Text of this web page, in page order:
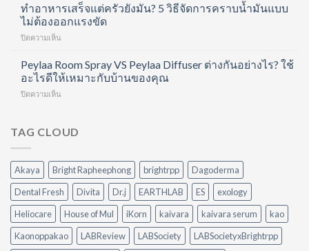
ข้อ
และ
หนึ่ง
เดียว
ด้วย
Hair
Routine
ทำได้
เอง
8
ชั่วโมง
แต่
ตื่น
มา
สดชื่น
ทำอาหารเสร็จแต่ครัวยังมัน? 5 วิธีจัดการคราบน้ำมันแบบ
ไม่ต้องออกแรงขัด
ปิดความเห็น
เสร็จ
แต่
ครัว
5
คราบ
น้ำมัน
แบบ
ไม่
ต้อง
ออกแรง
ขัด
Peylaa Room Spray VS Peylaa Diffuser ต่างกันอย่างไร? ใช้
อะไรดีให้เหมาะกับบ้านของคุณ
ปิดความเห็น
Spray
Diffuser
ต่าง
กัน
อย่างไร?
ใช้
อะไร
ดี
ให้
TAG CLOUD
Akaya Bright Rapheephong brightrpp
Dagoderma
Dental Fresh
Divita Dr.j EARTHLAB ES
exology
Heliocare
House of Mul iKorn kaivara kaivara serum
kao
Kaonoppakao
LABReview LABSociety
LABSocietyxBrightrpp